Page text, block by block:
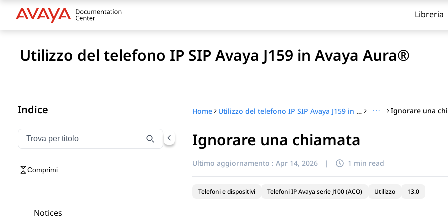
Libreria
Utilizzo del telefono IP SIP Avaya J159 in Avaya Aura®
Indice
Filtra la navigazione per titolo
Digitare per filtrare gli elementi di navigazione per titolo
Comprimi
Notices
Home Utilizzo del telefono IP SIP Avaya J159 in Avaya Aura® ··· Ignorare una
Ignorare una chiamata
Ultimo aggiornamento : Apr 14, 2026 | 1 min read
Telefoni e dispositivi Telefoni IP Avaya serie J100 (ACO) Utilizzo 13.0